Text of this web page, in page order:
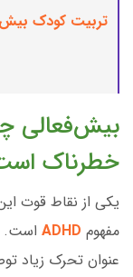
تربیت کودک
بیش‌فعالی
خطرناک
یکی از نقاط قوت
مفهوم ADHD است.
عنوان تحرک زیاد